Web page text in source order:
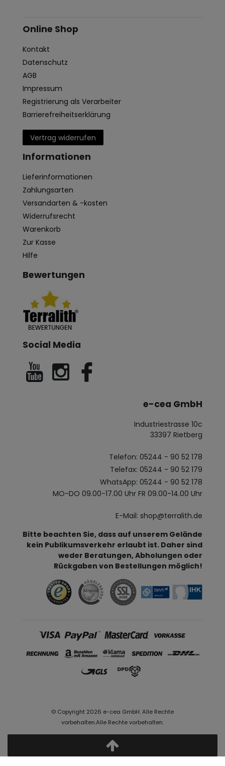
Online Shop
Kontakt
Datenschutz
AGB
Impressum
Registrierung als Verarbeiter
Barrierefreiheitserklärung
Vertrag widerrufen
Informationen
Lieferinformationen
Zahlungsarten
Versandarten & -kosten
Widerrufsrecht
Warenkorb
Zur Kasse
Hilfe
Bewertungen
Social Media
e-cea GmbH
Industriestrasse 10c
33397 Rietberg
Telefon: 05244 - 90 52 178
Telefax: 05244 - 90 52 179
WhatsApp: 05244 - 90 52 178
MO-DO 09.00-17.00 Uhr FR 09.00-14.00 Uhr
E-Mail: shop@terralith.de
Bitte beachten Sie, dass auf unserem Gelände
kein Publikumsverkehr erlaubt ist. Daher sind
weder Beratungen, Abholungen oder
Rückgaben von Bestellungen möglich!
© Copyright 2026 e-cea GmbH. Alle Rechte
vorbehalten.Alle Rechte vorbehalten.